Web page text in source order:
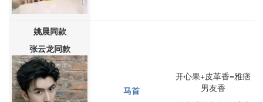
姚晨同款
张云龙同款
马首
开心果+皮革香=雅痞
男友香